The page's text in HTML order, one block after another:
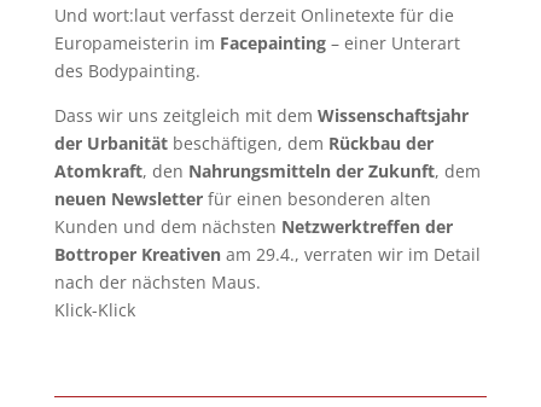
Und wort:laut verfasst derzeit Onlinetexte für die
Europameisterin im Facepainting– einer Unterart
des Bodypainting.
Dass wir uns zeitgleich mit dem Wissenschaftsjahr
der Urbanitätbeschäftigen, dem Rückbau der
Atomkraft, den Nahrungsmitteln der Zukunft, dem
neuen Newsletterfür einen besonderen alten
Kunden und dem nächsten Netzwerktreffen der
Bottroper Kreativenam 29.4., verraten wir im Detail
nach der nächsten Maus.
Klick-Klick